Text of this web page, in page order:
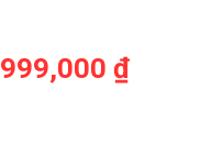
999,000 ₫